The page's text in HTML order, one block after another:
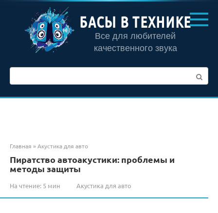
контенту
БАСЫ В ТЕХНИКЕ
Все для любителей
качественного звука
Главная »Акустика для авто
Пиратство автоакустики: проблемы и
методы защиты
На чтение: 5 мин Акустика для авто